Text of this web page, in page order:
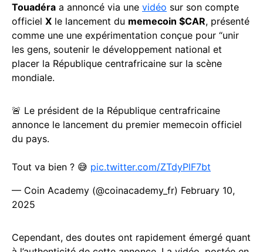
Touadéra a annoncé via une vidéo sur son compte
officiel X le lancement du memecoin $CAR, présenté
comme une une expérimentation conçue pour “unir
les gens, soutenir le développement national et
placer la République centrafricaine sur la scène
mondiale.
🚨 Le président de la République centrafricaine
annonce le lancement du premier memecoin officiel
du pays.
Tout va bien ? 😅 pic.twitter.com/ZTdyPlF7bt
— Coin Academy (@coinacademy_fr) February 10,
2025
Cependant, des doutes ont rapidement émergé quant